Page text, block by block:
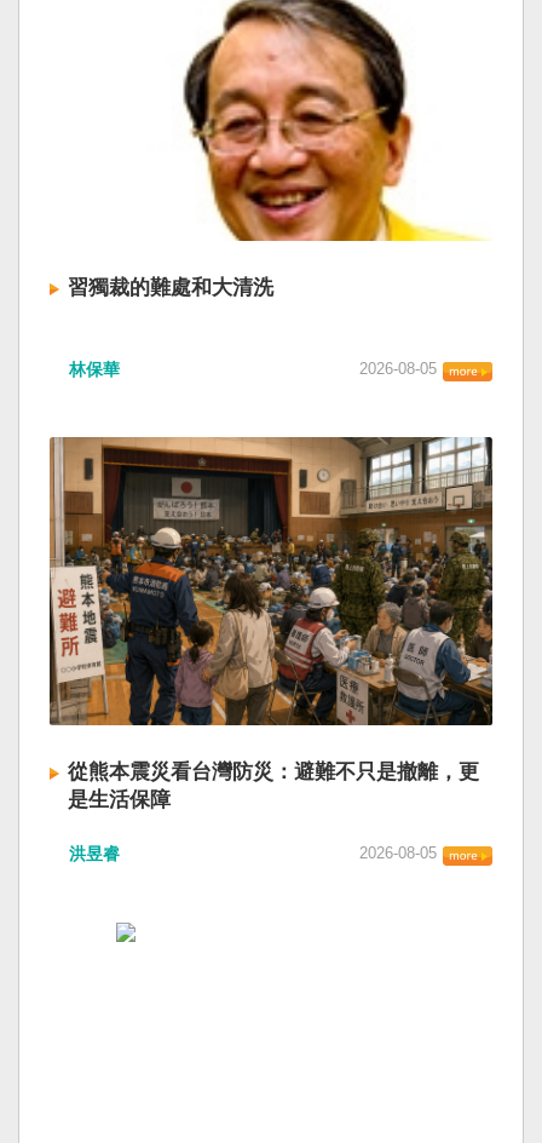
習獨裁的難處和大清洗
林保華 2026-08-05
從熊本震災看台灣防災：避難不只是撤離，更
是生活保障
洪昱睿 2026-08-05